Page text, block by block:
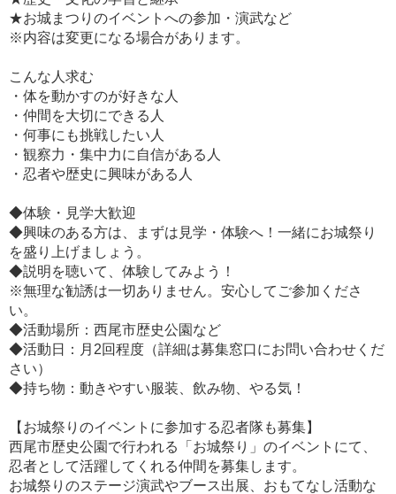
★お城まつりのイベントへの参加・演武など
※内容は変更になる場合があります。
こんな人求む
・体を動かすのが好きな人
・仲間を大切にできる人
・何事にも挑戦したい人
・観察力・集中力に自信がある人
・忍者や歴史に興味がある人
◆体験・見学大歓迎
◆興味のある方は、まずは見学・体験へ！一緒にお城祭り
を盛り上げましょう。
◆説明を聴いて、体験してみよう！
※無理な勧誘は一切ありません。安心してご参加くださ
い。
◆活動場所：西尾市歴史公園など
◆活動日：月2回程度（詳細は募集窓口にお問い合わせくだ
さい）
◆持ち物：動きやすい服装、飲み物、やる気！
【お城祭りのイベントに参加する忍者隊も募集】
西尾市歴史公園で行われる「お城祭り」のイベントにて、
忍者として活躍してくれる仲間を募集します。
お城祭りのステージ演武やブース出展、おもてなし活動な